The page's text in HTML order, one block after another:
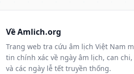
Về Amlich.org
Trang web tra cứu âm lịch Việt Nam
tin chính xác về ngày âm lịch, can
và các ngày lễ tết truyền thống.